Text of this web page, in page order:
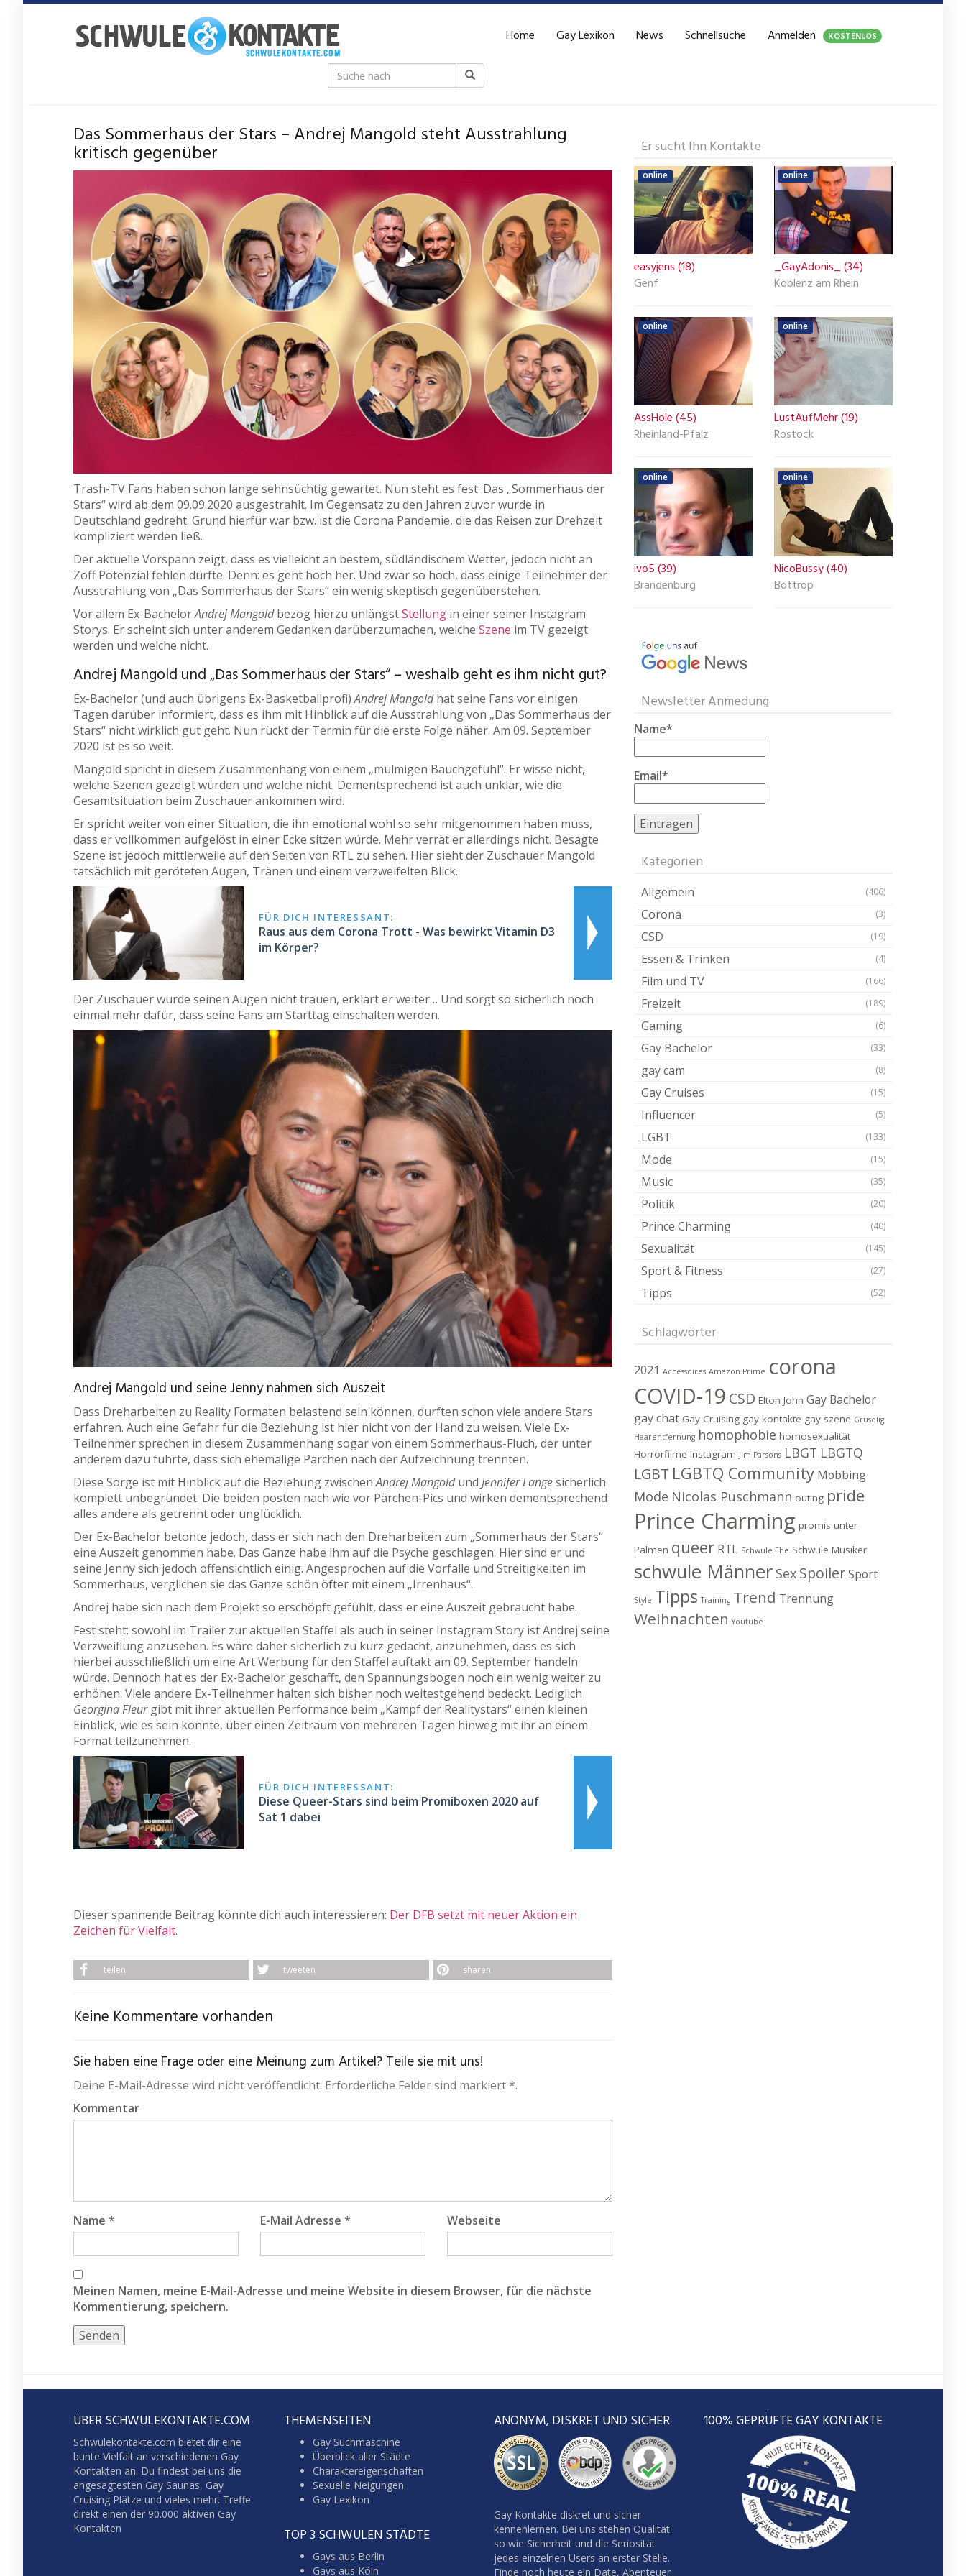
Home Gay Lexikon News Schnellsuche Anmelden KOSTENLOS
Das Sommerhaus der Stars – Andrej Mangold steht Ausstrahlung
kritisch gegenüber
Trash-TV Fans haben schon lange sehnsüchtig gewartet. Nun steht es fest: Das „Sommerhaus der
Stars“ wird ab dem 09.09.2020 ausgestrahlt. Im Gegensatz zu den Jahren zuvor wurde in
Deutschland gedreht. Grund hierfür war bzw. ist die Corona Pandemie, die das Reisen zur Drehzeit
kompliziert werden ließ.
Der aktuelle Vorspann zeigt, dass es vielleicht an bestem, südländischem Wetter, jedoch nicht an
Zoff Potenzial fehlen dürfte. Denn: es geht hoch her. Und zwar so hoch, dass einige Teilnehmer der
Ausstrahlung von „Das Sommerhaus der Stars“ ein wenig skeptisch gegenüberstehen.
Vor allem Ex-BachelorAndrej Mangoldbezog hierzu unlängstStellung in einer seiner Instagram
Storys. Er scheint sich unter anderem Gedanken darüberzumachen, welche Szene im TV gezeigt
werden und welche nicht.
Andrej Mangold und „Das Sommerhaus der Stars“ – weshalb geht es ihm nicht gut?
Ex-Bachelor (und auch übrigens Ex-Basketballprofi)Andrej Mangoldhat seine Fans vor einigen
Tagen darüber informiert, dass es ihm mit Hinblick auf die Ausstrahlung von „Das Sommerhaus der
Stars“ nicht wirklich gut geht. Nun rückt der Termin für die erste Folge näher. Am 09. September
2020 ist es so weit.
Mangold spricht in diesem Zusammenhang von einem „mulmigen Bauchgefühl“. Er wisse nicht,
welche Szenen gezeigt würden und welche nicht. Dementsprechend ist auch unklar, wie die
Gesamtsituation beim Zuschauer ankommen wird.
Er spricht weiter von einer Situation, die ihn emotional wohl so sehr mitgenommen haben muss,
dass er vollkommen aufgelöst in einer Ecke sitzen würde. Mehr verrät er allerdings nicht. Besagte
Szene ist jedoch mittlerweile auf den Seiten von RTL zu sehen. Hier sieht der Zuschauer Mangold
tatsächlich mit geröteten Augen, Tränen und einem verzweifelten Blick.
FÜR DICH INTERESSANT:
Raus aus dem Corona Trott - Was bewirkt Vitamin D3
im Körper?
Der Zuschauer würde seinen Augen nicht trauen, erklärt er weiter… Und sorgt so sicherlich noch
einmal mehr dafür, dass seine Fans am Starttag einschalten werden.
Andrej Mangold und seine Jenny nahmen sich Auszeit
Dass Dreharbeiten zu Reality Formaten belastend sein können, durften schon viele andere Stars
erfahren. Auch eine Gefahr für die Beziehung ist hier nicht von der Hand zu weisen. Viele Ex-
Teilnehmer sprechen in diesem Zusammenhang sogar von einem Sommerhaus-Fluch, der unter
anderem dazu führte, dass sich ehemalige Pärchen nach der Aufzeichnung trennten.
Diese Sorge ist mit Hinblick auf die Beziehung zwischenAndrej Mangoldund Jennifer Langesicherlich
komplett unbegründet. Die beiden posten nach wie vor Pärchen-Pics und wirken dementsprechend
alles andere als getrennt oder unglücklich.
Der Ex-Bachelor betonte jedoch, dass er sich nach den Dreharbeiten zum „Sommerhaus der Stars“
eine Auszeit genommen habe. Das Ganze habe ihm auf die Psyche geschlagen. Hier sind er und
seine Jenny sich jedoch offensichtlich einig. Angesprochen auf die Vorfälle und Streitigkeiten im
Sommerhaus, verglichen sie das Ganze schön öfter mit einem „Irrenhaus“.
Andrej habe sich nach dem Projekt so erschöpft gefühlt, dass er eine Auszeit gebraucht habe.
Fest steht: sowohl im Trailer zur aktuellen Staffel als auch in seiner Instagram Story ist Andrej seine
Verzweiflung anzusehen. Es wäre daher sicherlich zu kurz gedacht, anzunehmen, dass es sich
hierbei ausschließlich um eine Art Werbung für den Staffel auftakt am 09. September handeln
würde. Dennoch hat es der Ex-Bachelor geschafft, den Spannungsbogen noch ein wenig weiter zu
erhöhen. Viele andere Ex-Teilnehmer halten sich bisher noch weitestgehend bedeckt. Lediglich
Georgina Fleurgibt mit ihrer aktuellen Performance beim „Kampf der Realitystars“ einen kleinen
Einblick, wie es sein könnte, über einen Zeitraum von mehreren Tagen hinweg mit ihr an einem
Format teilzunehmen.
FÜR DICH INTERESSANT:
Diese Queer-Stars sind beim Promiboxen 2020 auf
Sat 1 dabei
Dieser spannende Beitrag könnte dich auch interessieren: Der DFB setzt mit neuer Aktion ein
Zeichen für Vielfalt.
teilen tweeten sharen
Keine Kommentare vorhanden
Sie haben eine Frage oder eine Meinung zum Artikel? Teile sie mit uns!
Deine E-Mail-Adresse wird nicht veröffentlicht. Erforderliche Felder sind markiert *.
Kommentar
Name * E-Mail Adresse * Webseite
Meinen Namen, meine E-Mail-Adresse und meine Website in diesem Browser, für die nächste
Kommentierung, speichern.
Er sucht Ihn Kontakte
online
easyjens (18)
Genf
online
_GayAdonis_ (34)
Koblenz am Rhein
online
AssHole (45)
Rheinland-Pfalz
online
LustAufMehr (19)
Rostock
online
ivo5 (39)
Brandenburg
online
NicoBussy (40)
Bottrop
Newsletter Anmedung
Name*
Email*
Kategorien
Allgemein (406)
Corona (3)
CSD (19)
Essen & Trinken (4)
Film und TV (166)
Freizeit (189)
Gaming (6)
Gay Bachelor (33)
gay cam (8)
Gay Cruises (15)
Influencer (5)
LGBT (133)
Mode (15)
Music (35)
Politik (20)
Prince Charming (40)
Sexualität (145)
Sport & Fitness (27)
Tipps (52)
Schlagwörter
2021 Accessoires Amazon Prime corona
COVID-19 CSD Elton John Gay Bachelor
gay chat Gay Cruising gay kontakte gay szene Gruselig
Haarentfernung homophobie homosexualität
Horrorfilme Instagram Jim Parsons LBGT LBGTQ
LGBT LGBTQ Community Mobbing
Mode Nicolas Puschmann outing pride
Prince Charming promis unter
Palmen queer RTL Schwule Ehe Schwule Musiker
schwule Männer Sex SpoilerSport
Style Tipps Training Trend Trennung
Weihnachten Youtube
ÜBER SCHWULEKONTAKTE.COM
Schwulekontakte.com bietet dir eine
bunte Vielfalt an verschiedenen Gay
Kontakten an. Du findest bei uns die
angesagtesten Gay Saunas, Gay
Cruising Plätze und vieles mehr. Treffe
direkt einen der 90.000 aktiven Gay
Kontakten
THEMENSEITEN
Gay Suchmaschine
Überblick aller Städte
Charaktereigenschaften
Sexuelle Neigungen
Gay Lexikon
TOP 3 SCHWULEN STÄDTE
Gays aus Berlin
Gays aus Köln
ANONYM, DISKRET UND SICHER
Gay Kontakte diskret und sicher
kennenlernen. Bei uns stehen Qualität
so wie Sicherheit und die Seriosität
jedes einzelnen Users an erster Stelle.
Finde noch heute ein Date, Abenteuer
100% GEPRÜFTE GAY KONTAKTE